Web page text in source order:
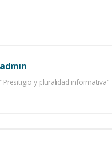
admin
"Presitigio y pluralidad informativa"